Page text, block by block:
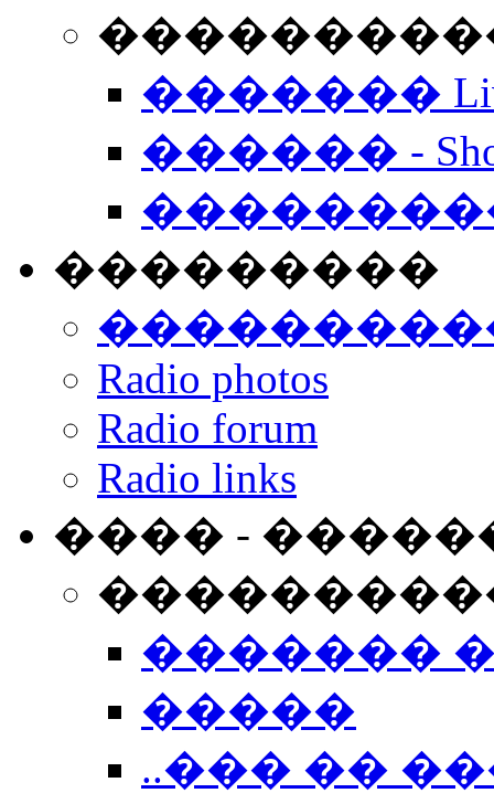
����������
�������
������ -
���������
Radio photos
Radio forum
Radio links
���� -
�������
�����
..��� ��